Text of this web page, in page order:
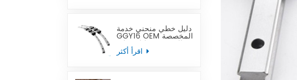
دليل خطي منحني خدمة
GGY16 OEM المخصصة
المقدمة ، دليل خطي
منحني CNC أدلة خطية
منحنية